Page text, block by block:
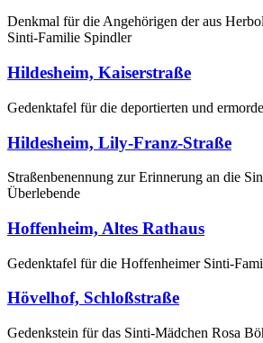
Denkmal für die Angehörigen der aus
Sinti-Familie Spindler
Hildesheim, Kaiserstraße
Gedenktafel für die deportierten und
Hildesheim, Lily-Franz-Straße
Straßenbenennung zur Erinnerung an die
Überlebende
Hoffenheim, Altes Rathaus
Gedenktafel für die Hoffenheimer Sinti-
Hövelhof, Schloßstraße
Gedenkstein für das Sinti-Mädchen Rosa